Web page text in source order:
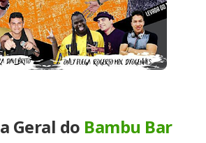
Geral do Bambu Bar